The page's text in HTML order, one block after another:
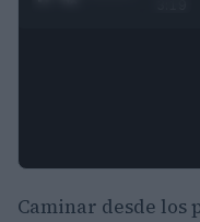
Caminar desde los